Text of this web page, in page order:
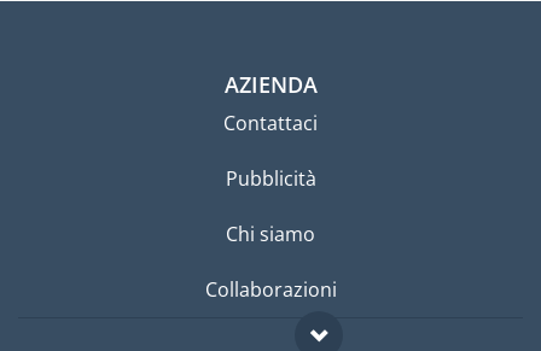
AZIENDA
Contattaci
Pubblicità
Chi siamo
Collaborazioni